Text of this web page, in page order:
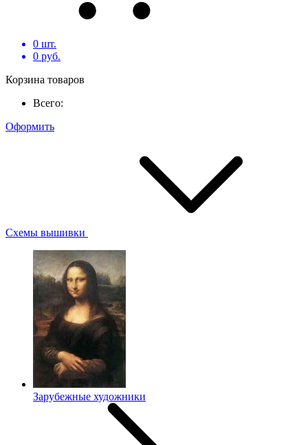
0 шт.
0 руб.
Корзина товаров
Всего:
Оформить
Схемы вышивки
Зарубежные художники